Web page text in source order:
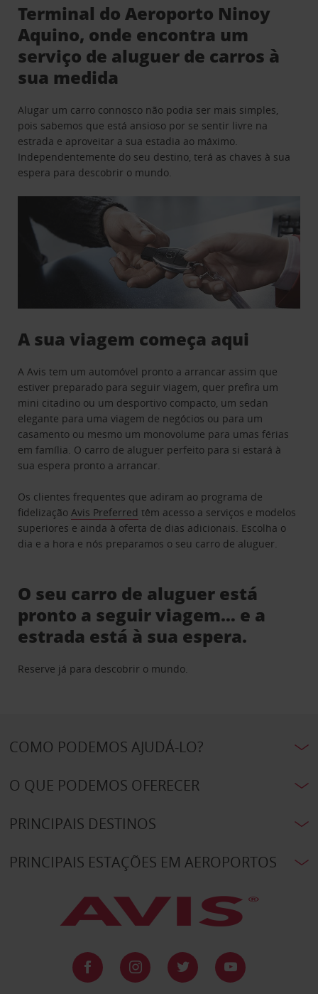
Terminal do Aeroporto Ninoy
Aquino, onde encontra um
serviço de aluguer de carros à
sua medida
Alugar um carro connosco não podia ser mais simples,
pois sabemos que está ansioso por se sentir livre na
estrada e aproveitar a sua estadia ao máximo.
Independentemente do seu destino, terá as chaves à sua
espera para descobrir o mundo.
A sua viagem começa aqui
A Avis tem um automóvel pronto a arrancar assim que
estiver preparado para seguir viagem, quer prefira um
mini citadino ou um desportivo compacto, um sedan
elegante para uma viagem de negócios ou para um
casamento ou mesmo um monovolume para umas férias
em família. O carro de aluguer perfeito para si estará à
sua espera pronto a arrancar.
Os clientes frequentes que adiram ao programa de
fidelizaçãoAvis Preferred têm acesso a serviços e modelos
superiores e ainda à oferta de dias adicionais. Escolha o
dia e a hora e nós preparamos o seu carro de aluguer.
O seu carro de aluguer está
pronto a seguir viagem… e a
estrada está à sua espera.
Reserve já para descobrir o mundo.
COMO PODEMOS AJUDÁ-LO?
O QUE PODEMOS OFERECER
PRINCIPAIS DESTINOS
PRINCIPAIS ESTAÇÕES EM AEROPORTOS